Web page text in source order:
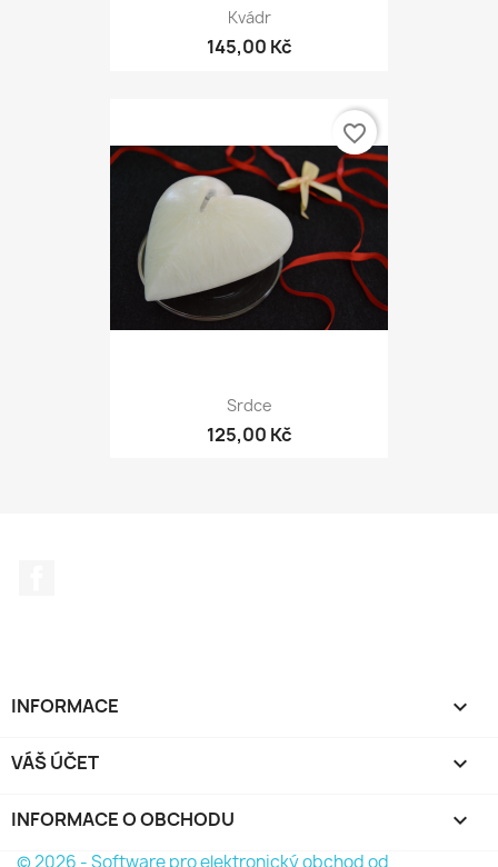
Kvádr
145,00 Kč
Srdce
125,00 Kč
favorite_border
INFORMACE 
VÁŠ ÚČET 
INFORMACE O OBCHODU keyboard_arrow_down
© 2026 - Software pro elektronický obchod od